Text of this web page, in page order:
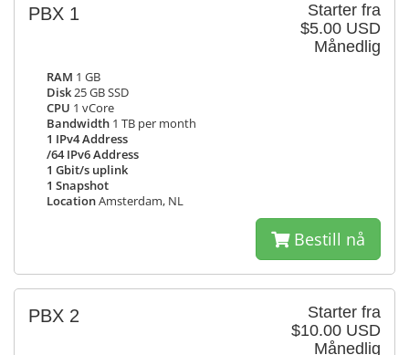
Starter fra
$5.00 USD
Månedlig
PBX 1
RAM 1 GB
Disk25 GB SSD
CPU 1 vCore
Bandwidth 1 TB per month
1 IPv4 Address
/64 IPv6 Address
1 Gbit/s uplink
1 Snapshot
LocationAmsterdam, NL
Bestill nå
Starter fra
$10.00 USD
Månedlig
PBX 2